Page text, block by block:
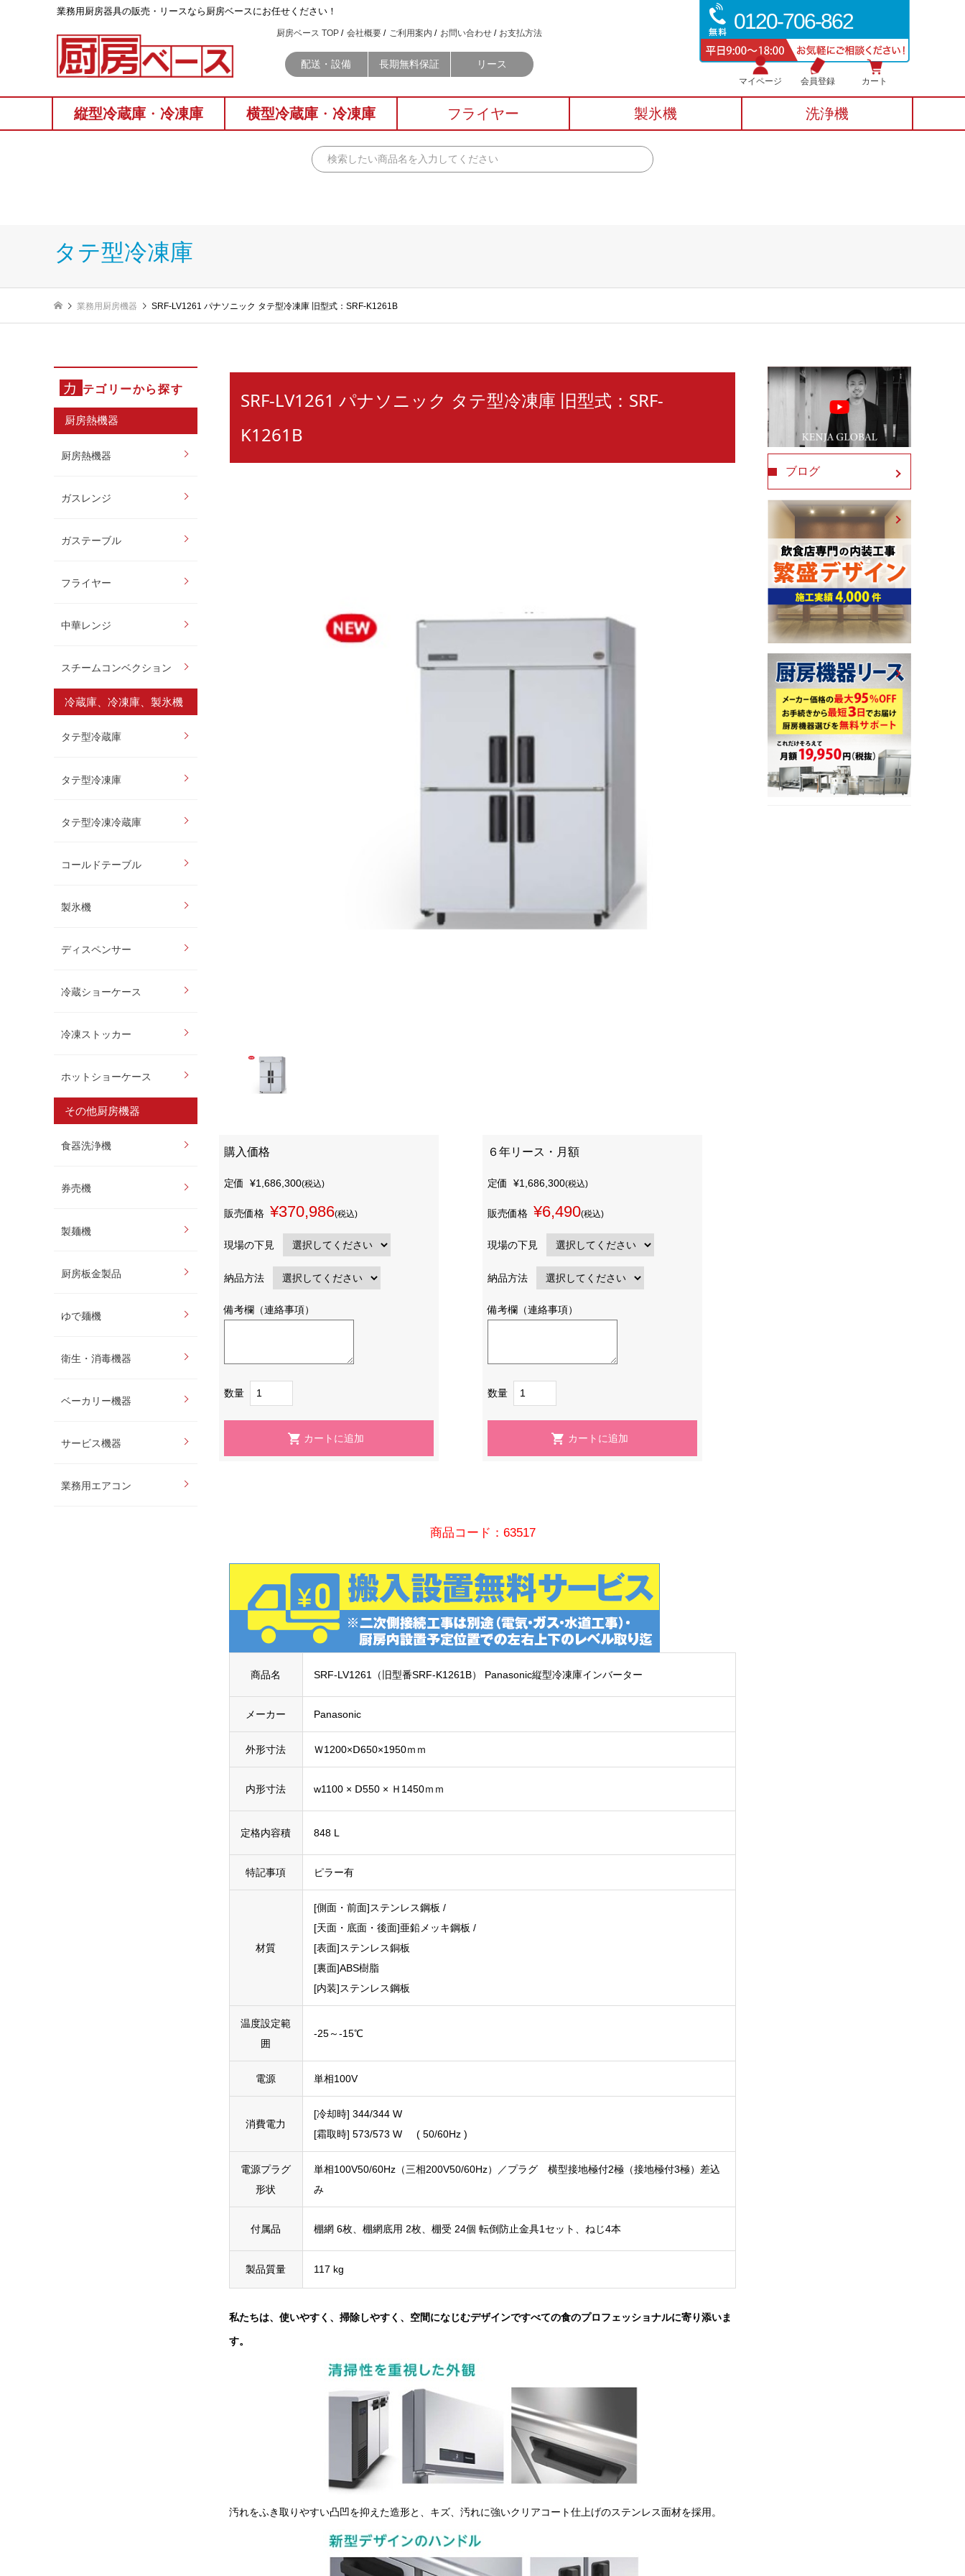
0120-706-862
業務⽤厨房器具の販売・リースなら厨房ベースにお任せください！
厨房ベース TOP 会社概要 ご利用案内 お問い合わせ お支払方法
配送・設備 長期無料保証 リース
マイページ 会員登録 カート
縦型冷蔵庫 ・ 冷凍庫 横型冷蔵庫 ・ 冷凍庫 フライヤー 製氷機 洗浄機
タテ型冷凍庫
業務用厨房機器 SRF-LV1261 パナソニック タテ型冷凍庫 旧型式：SRF-K1261B
カ テゴリーから探す
厨房熱機器
厨房熱機器
ガスレンジ
ガステーブル
フライヤー
中華レンジ
スチームコンベクション
冷蔵庫、冷凍庫、製氷機
タテ型冷蔵庫
タテ型冷凍庫
タテ型冷凍冷蔵庫
コールドテーブル
製氷機
ディスペンサー
冷蔵ショーケース
冷凍ストッカー
ホットショーケース
その他厨房機器
食器洗浄機
券売機
製麺機
厨房板金製品
ゆで麺機
衛生・消毒機器
ベーカリー機器
サービス機器
業務用エアコン
SRF-LV1261 パナソニック タテ型冷凍庫 旧型式：SRF-
K1261B
購入価格
定価 ¥1,686,300(税込)
販売価格 ¥370,986(税込)
現場の下見
納品方法
備考欄（連絡事項）
数量
６年リース・月額
定価 ¥1,686,300(税込)
販売価格 ¥6,490(税込)
現場の下見
納品方法
備考欄（連絡事項）
数量
商品コード：63517
商品名 SRF-LV1261（旧型番SRF-K1261B） Panasonic縦型冷凍庫インバーター
メーカー Panasonic
外形寸法 Ｗ1200×Ⅾ650×1950ｍｍ
内形寸法 w1100 × Ⅾ550 × Ｈ1450ｍｍ
定格内容積 848 L
特記事項 ピラー有
材質
[側面・前面]ステンレス鋼板 /
[天面・底面・後面]亜鉛メッキ鋼板 /
[表面]ステンレス銅板
[裏面]ABS樹脂
[内装]ステンレス鋼板
温度設定範
囲
-25～-15℃
電源 単相100V
消費電力
[冷却時] 344/344 W
[霜取時] 573/573 W ( 50/60Hz )
電源プラグ
形状
単相100V50/60Hz（三相200V50/60Hz）／プラグ 横型接地極付2極（接地極付3極）差込
み
付属品 棚網 6枚、棚網底用 2枚、棚受 24個 転倒防止金具1セット、ねじ4本
製品質量 117 kg
私たちは、使いやすく、掃除しやすく、空間になじむデザインですべての食のプロフェッショナルに寄り添いま
す。
汚れをふき取りやすい凸凹を抑えた造形と、キズ、汚れに強いクリアコート仕上げのステンレス面材を採用。
ブログ